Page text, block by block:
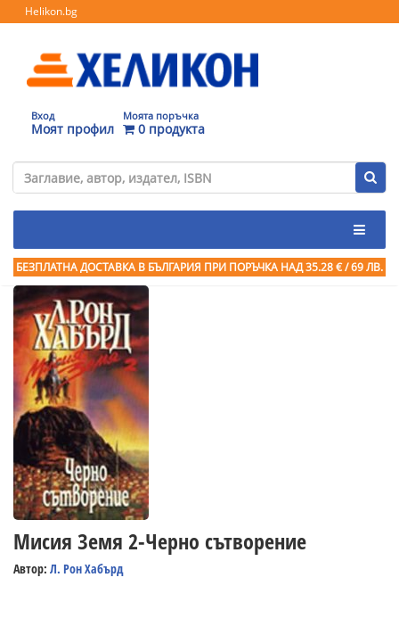
Helikon.bg
Вход
Моят профил
Моята поръчка
0 продукта
БЕЗПЛАТНА ДОСТАВКА В БЪЛГАРИЯ ПРИ ПОРЪЧКА НАД 35.28 € / 69 ЛВ.
Мисия Земя 2-Черно сътворение
Автор: Л. Рон Хабърд